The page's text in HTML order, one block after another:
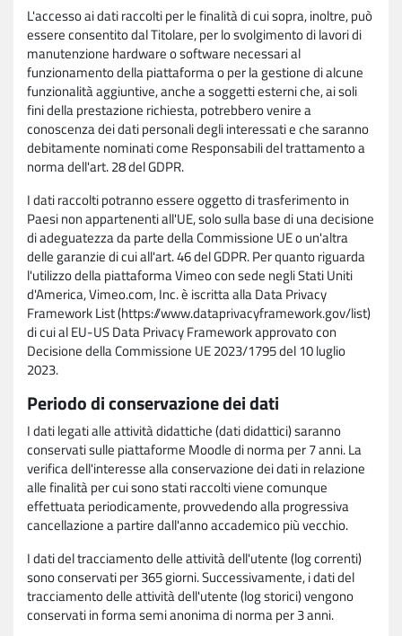
L'accesso ai dati raccolti per le finalità di cui sopra, inoltre, può
essere consentito dal Titolare, per lo svolgimento di lavori di
manutenzione hardware o software necessari al
funzionamento della piattaforma o per la gestione di alcune
funzionalità aggiuntive, anche a soggetti esterni che, ai soli
fini della prestazione richiesta, potrebbero venire a
conoscenza dei dati personali degli interessati e che saranno
debitamente nominati come Responsabili del trattamento a
norma dell'art. 28 del GDPR.
I dati raccolti potranno essere oggetto di trasferimento in
Paesi non appartenenti all'UE, solo sulla base di una decisione
di adeguatezza da parte della Commissione UE o un'altra
delle garanzie di cui all'art. 46 del GDPR. Per quanto riguarda
l'utilizzo della piattaforma Vimeo con sede negli Stati Uniti
d'America, Vimeo.com, Inc. è iscritta alla Data Privacy
Framework List (https://www.dataprivacyframework.gov/list)
di cui al EU-US Data Privacy Framework approvato con
Decisione della Commissione UE 2023/1795 del 10 luglio
2023.
Periodo di conservazione dei dati
I dati legati alle attività didattiche (dati didattici) saranno
conservati sulle piattaforme Moodle di norma per 7 anni. La
verifica dell'interesse alla conservazione dei dati in relazione
alle finalità per cui sono stati raccolti viene comunque
effettuata periodicamente, provvedendo alla progressiva
cancellazione a partire dall'anno accademico più vecchio.
I dati del tracciamento delle attività dell'utente (log correnti)
sono conservati per 365 giorni. Successivamente, i dati del
tracciamento delle attività dell'utente (log storici) vengono
conservati in forma semi anonima di norma per 3 anni.